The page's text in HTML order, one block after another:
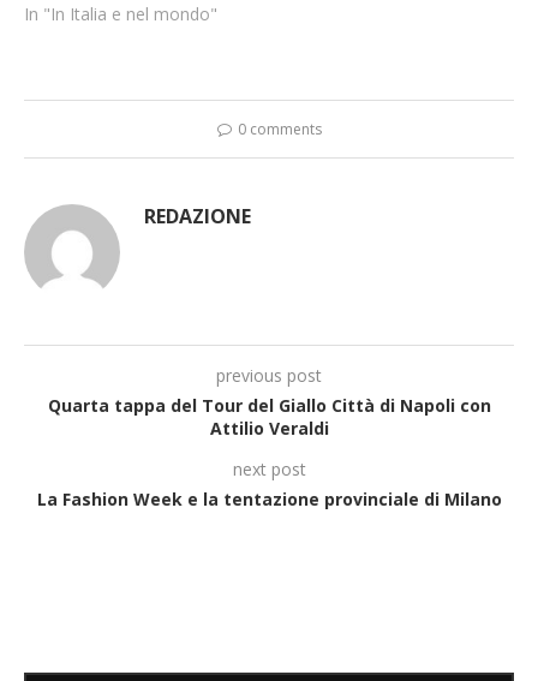
In "In Italia e nel mondo"
0 comments
REDAZIONE
previous post
Quarta tappa del Tour del Giallo Città di Napoli con
Attilio Veraldi
next post
La Fashion Week e la tentazione provinciale di Milano